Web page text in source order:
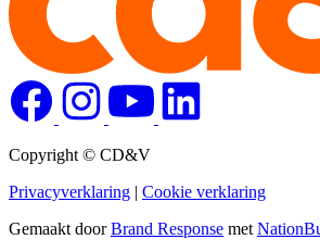
Copyright © CD&V
Privacyverklaring | Cookie verklaring
Gemaakt doorBrand Response met